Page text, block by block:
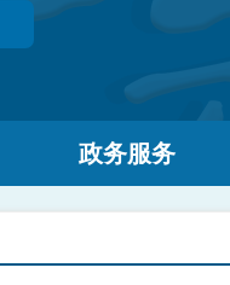
政务服务